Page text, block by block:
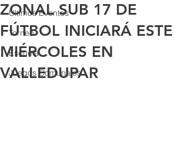
Últimos Eventos
Torneo
Escuela
Juegos Comunales
ZONAL SUB 17 DE
FÚTBOL INICIARÁ ESTE
MIÉRCOLES EN
VALLEDUPAR